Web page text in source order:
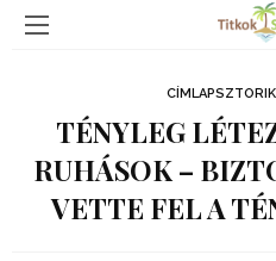
CÍMLAPSZTORIK
TÉNYLEG
RUHÁSOK –
VETTE FEL A